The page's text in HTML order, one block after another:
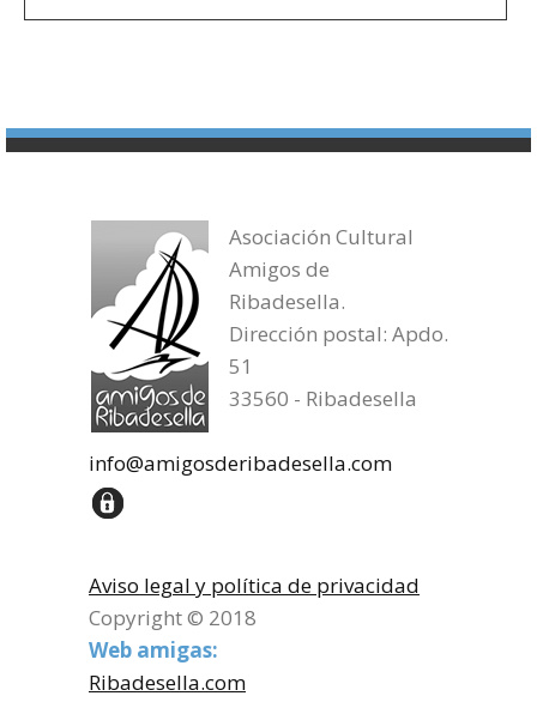
Asociación Cultural
Amigos de
Ribadesella.
Dirección postal: Apdo.
51
33560 - Ribadesella
info@amigosderibadesella.com
Aviso legal y política de privacidad
Copyright © 2018
Web amigas:
Ribadesella.com